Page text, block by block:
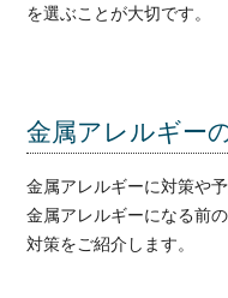
を選ぶことが大切です。
金属アレルギー
金属アレルギーに対策や
金属アレルギーになる前
対策をご紹介します。